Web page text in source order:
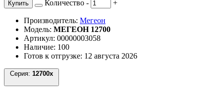
Купить Количество - +
Производитель: Мегеон
Модель: МЕГЕОН 12700
Артикул: 00000003058
Наличие: 100
Готов к отгрузке: 12 августа 2026
Серия: